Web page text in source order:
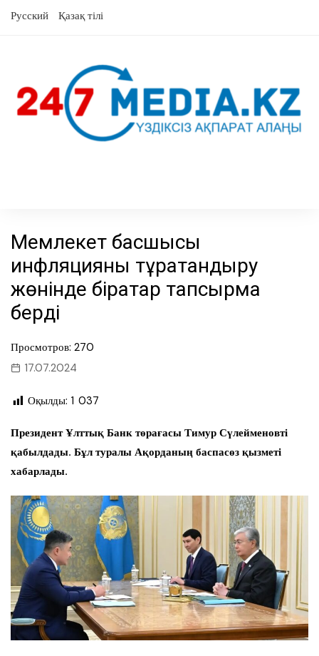
Русский Қазақ тілі
Мемлекет басшысы
инфляцияны тұрақтандыру
жөнінде бірқатар тапсырма
берді
Просмотров: 270
17.07.2024
Оқылды: 1 037
Президент Ұлттық Банк төрағасы Тимур Сүлейменовті
қабылдады. Бұл туралы Ақорданың баспасөз қызметі
хабарлады.